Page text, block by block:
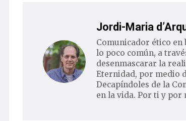
Jordi-Maria
Comunicador ético
lo poco común, a
desenmascarar la
Eternidad, por medio
Decapíndoles de la
en la vida. Por ti y por